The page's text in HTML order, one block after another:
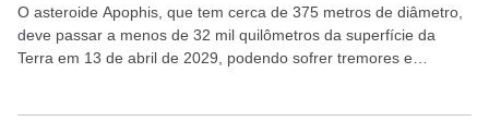
O asteroide Apophis, que tem cerca de 375 metros de diâmetro,
deve passar a menos de 32 mil quilômetros da superfície da
Terra em 13 de abril de 2029, podendo sofrer tremores e